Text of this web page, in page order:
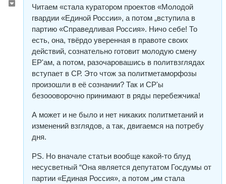
Читаем «стала куратором проектов «Молодой
гвардии «Единой России», а потом „вступила в
партию «Справедливая Россия». Ничо себе! То
есть, она, твёрдо уверенная в правоте своих
действий, сознательно готовит молодую смену
ЕР'ам, а потом, разочаровашись в политвзглядах
вступает в СР. Это чтож за политметаморфозы
произошли в её сознании? Так и СР'ы
безоооворочно принимают в ряды перебежчика!
А может и не было и нет никаких политметаний и
изменений взглядов, а так, двигаемся на потребу
дня.
РS. Но вначале статьи вообще какой-то блуд
несусветный “Она является депутатом Госдумы от
партии «Единая Россия», а потом „им стала